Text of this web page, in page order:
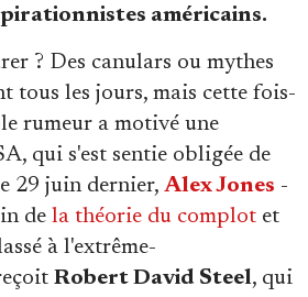
américains.
? Des canulars ou mythes
tous les jours, mais cette fois-
rumeur a motivé une
qui s'est sentie obligée de
29 juin dernier, Alex Jones -
de la théorie du complot et
à l'extrême-
Robert David Steel, qui